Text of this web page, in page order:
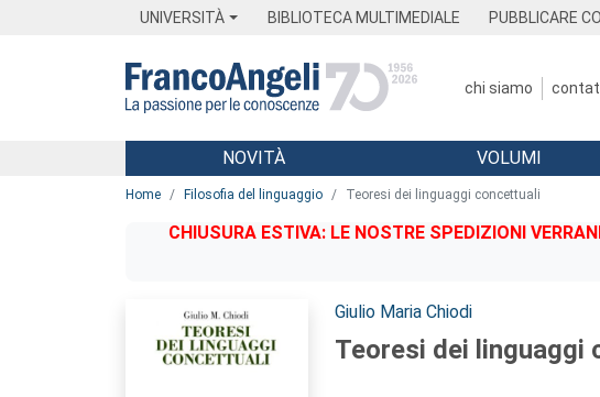
UNIVERSITÀ BIBLIOTECA MULTIMEDIALE PUBBLICARE
chi siamo
Menu
NOVITÀ VOLUMI
Home Filosofia del linguaggio Teoresi dei linguaggi concettuali
CHIUSURA ESTIVA: LE NOSTRE SPEDIZIONI
Autori:
Giulio Maria Chiodi
Teoresi dei linguaggi